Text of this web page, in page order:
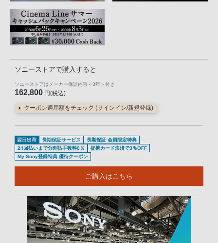
ソニーストアで購入すると
ソニーストアはメーカー保証内容 ＜3年＞ 付き
162,800 円(税込)
クーポン適用額をチェック (サインイン/新規登録)
翌日出荷 長期保証サービス
長期保証 会員限定特典
24回払いまで分割払手数料0％
提携カード決済で3％OFF
My Sony登録特典 優待クーポン
ご購入はこちら